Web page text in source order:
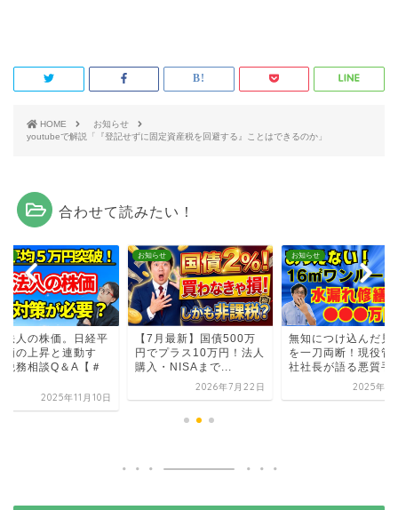
HOME
お知らせ
youtubeで解説「『登記せずに固定資産税を回避する』ことはできるのか」
合わせて読みたい！
法人の株価。日経平
価の上昇と連動す
税務相談Q＆A【＃
2025年11月10日
お知らせ
【7月最新】国債500万
円でプラス10万円！法人
購入・NISAまで...
2026年7月22日
お知らせ
無知につけ込んだ見
を一刀両断！現役管
社社長が語る悪質手
2025年1